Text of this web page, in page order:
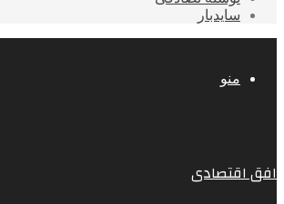
سایدبار
منو
افق اقتصادی